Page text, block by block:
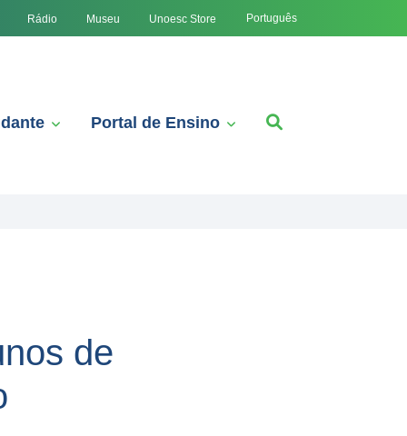
Rádio Museu Unoesc Store Português
Portal de Ensino
de